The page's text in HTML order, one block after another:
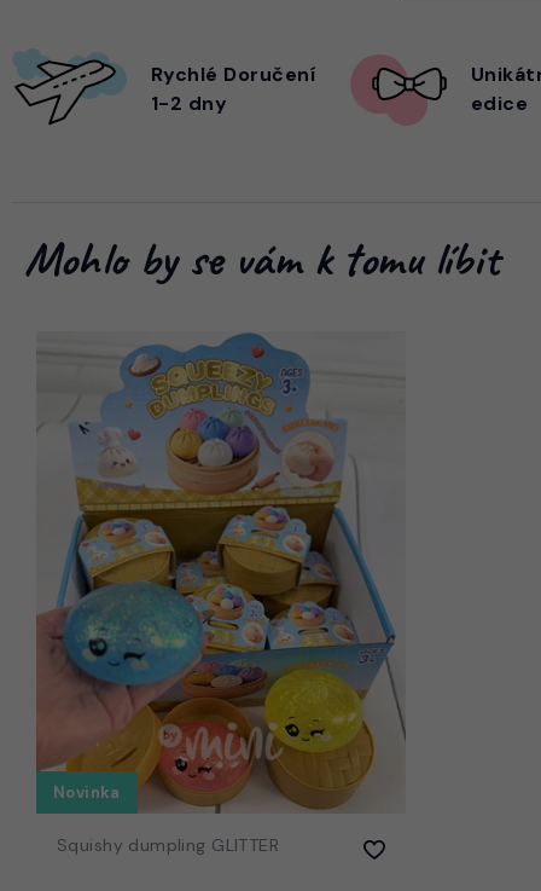
Rychlé Doručení
1-2 dny
edice
Mohlo by se vám k tomu líbit
Novinka
Squishy dumpling GLITTER